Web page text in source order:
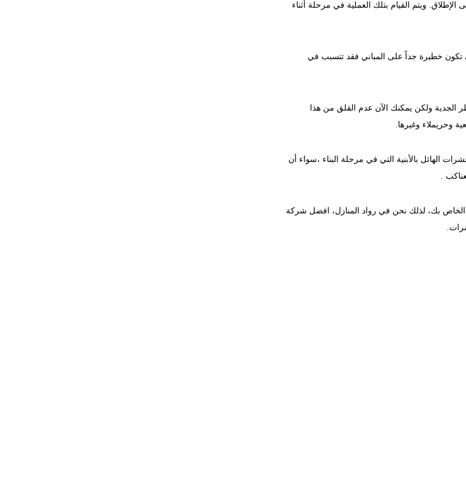
ويتم القيام بتلك العملية في مرحلة أثناء
تكون خطيرة جداً على المباني فقد تتسبب في
الجدية ولكن يمكنك الآن عدم القلق من هذا
وحريملاء وغيرها.
الهائل بالأبنية التي في مرحلة البناء ،سواء أن
.
الخاص بك، لذلك نحن في رواد المنازل، افضل شركة